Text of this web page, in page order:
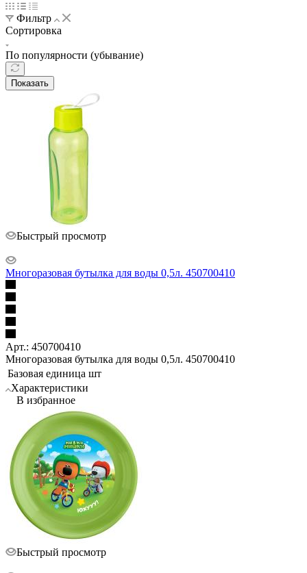
Фильтр
Сортировка
По популярности (убывание)
Показать
Быстрый просмотр
Многоразовая бутылка для воды 0,5л. 450700410
Арт.: 450700410
Многоразовая бутылка для воды 0,5л. 450700410
Базовая единица шт
Характеристики
В избранное
Быстрый просмотр